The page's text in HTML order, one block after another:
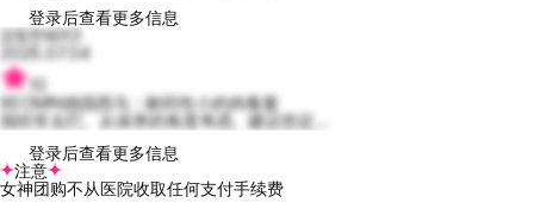
登录后查看更多信息
감동한쉐리3
2026.07.04
XEOMIN德国西马：耐药性小的肉毒素
我经常去打，从保养的角度考虑，建议您定...
登录后查看更多信息
注意
女神团购不从医院收取任何支付手续费